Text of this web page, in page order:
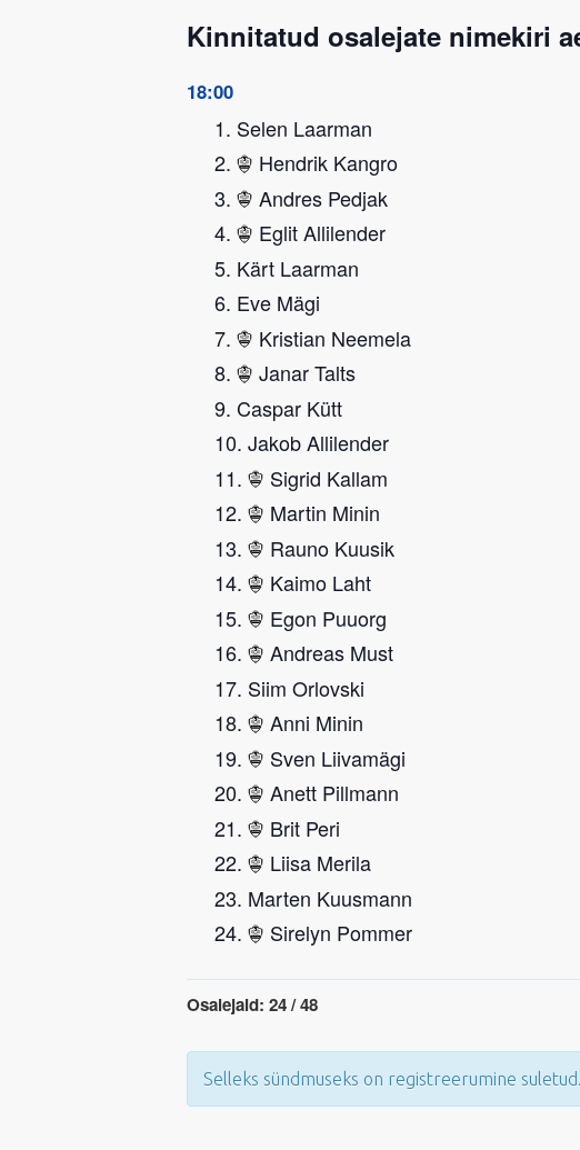
Kinnitatud osalejate nimekiri
18:00
Selen Laarman
Hendrik Kangro
Andres Pedjak
Eglit Allilender
Kärt Laarman
Eve Mägi
Kristian Neemela
Janar Talts
Caspar Kütt
Jakob Allilender
Sigrid Kallam
Martin Minin
Rauno Kuusik
Kaimo Laht
Egon Puuorg
Andreas Must
Siim Orlovski
Anni Minin
Sven Liivamägi
Anett Pillmann
Brit Peri
Liisa Merila
Marten Kuusmann
Sirelyn Pommer
Osalejaid: 24 / 48
Selleks sündmuseks on registreerumine suletud.